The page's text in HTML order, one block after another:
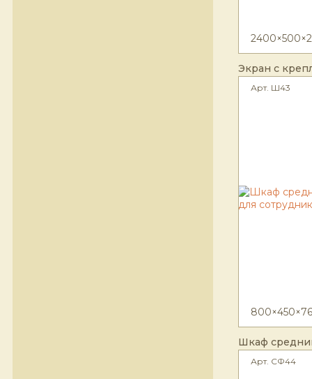
Экран с
Арт. Ш43
Шкаф
Арт. СФ44